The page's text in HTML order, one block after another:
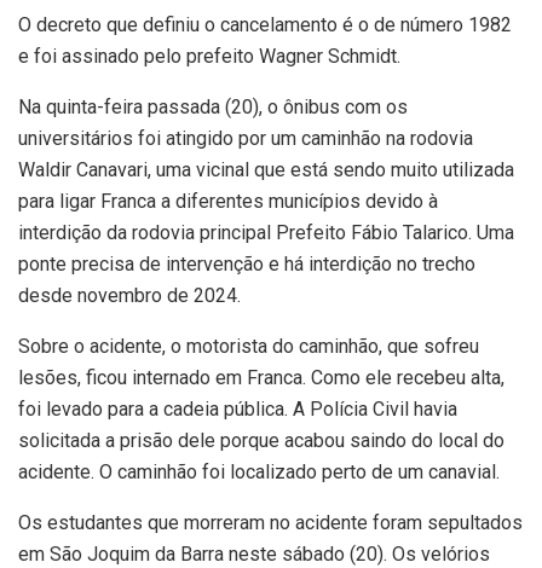
O decreto que definiu o cancelamento é o de número 1982
e foi assinado pelo prefeito Wagner Schmidt.
Na quinta-feira passada (20), o ônibus com os
universitários foi atingido por um caminhão na rodovia
Waldir Canavari, uma vicinal que está sendo muito utilizada
para ligar Franca a diferentes municípios devido à
interdição da rodovia principal Prefeito Fábio Talarico. Uma
ponte precisa de intervenção e há interdição no trecho
desde novembro de 2024.
Sobre o acidente, o motorista do caminhão, que sofreu
lesões, ficou internado em Franca. Como ele recebeu alta,
foi levado para a cadeia pública. A Polícia Civil havia
solicitada a prisão dele porque acabou saindo do local do
acidente. O caminhão foi localizado perto de um canavial.
Os estudantes que morreram no acidente foram sepultados
em São Joquim da Barra neste sábado (20). Os velórios